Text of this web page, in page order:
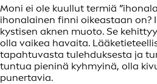
Moni ei ole kuullut termiä
ihonalainen finni oikeastaan on?
kystisen aknen muoto. Se
olla vaikea havaita.
tapahtuvasta tulehduksesta ja
tuntua pieninä kyhmyinä, olla
punertavia.